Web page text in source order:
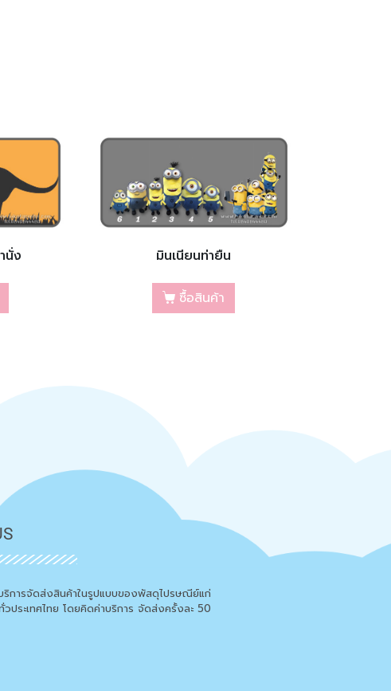
นั่ง มินเนียนท่ายืน
ซื้อสินค้า
ริการจัดส่งสินค้าในรูปแบบของพัสดุไปรษณีย์แก่
ประเทศไทย โดยคิดค่าบริการ จัดส่งครั้งละ 50